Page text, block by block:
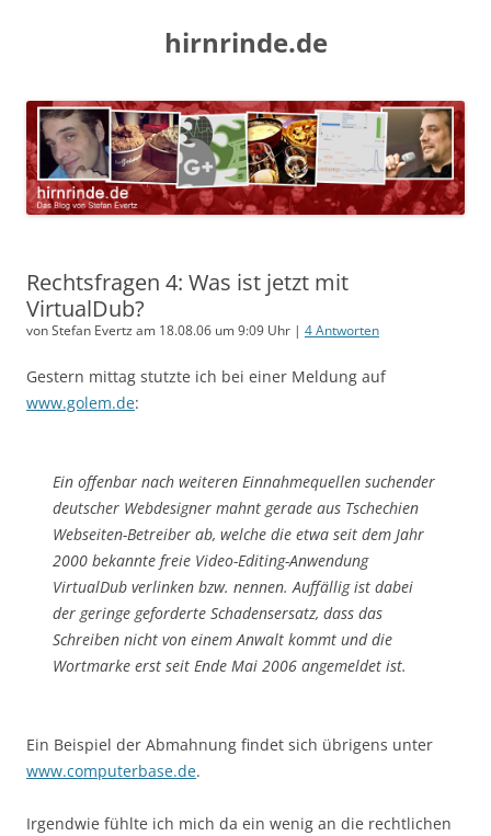
hirnrinde.de
Rechtsfragen 4: Was ist jetzt mit
VirtualDub?
von Stefan Evertz am 18.08.06 um 9:09 Uhr | 4 Antworten
Gestern mittag stutzte ich bei einer Meldung auf
www.golem.de:
Ein offenbar nach weiteren Einnahmequellen suchender
deutscher Webdesigner mahnt gerade aus Tschechien
Webseiten-Betreiber ab, welche die etwa seit dem Jahr
2000 bekannte freie Video-Editing-Anwendung
VirtualDub verlinken bzw. nennen. Auffällig ist dabei
der geringe geforderte Schadensersatz, dass das
Schreiben nicht von einem Anwalt kommt und die
Wortmarke erst seit Ende Mai 2006 angemeldet ist.
Ein Beispiel der Abmahnung findet sich übrigens unter
www.computerbase.de.
Irgendwie fühlte ich mich da ein wenig an die rechtlichen